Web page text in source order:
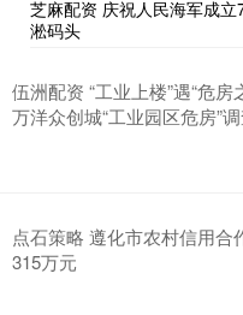
芝麻配资 庆祝人民海军成
淞码头
伍洲配资 ​“工业上楼”遇“危
万洋众创城“工业园区危房”
点石策略 遵化市农村信用合
315万元